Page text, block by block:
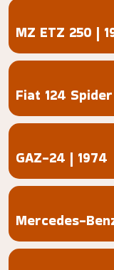
MZ ETZ 250 |
Fiat 124
GAZ-24 | 1974
Mercedes-